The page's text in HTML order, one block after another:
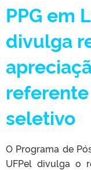
PPG em
divulga
seletivo
O Programa de
UFPel divulga o